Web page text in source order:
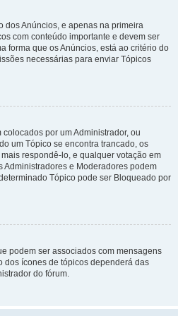
dos Anúncios, e apenas na primeira
com conteúdo importante e devem ser
forma que os Anúncios, está ao critério do
necessárias para enviar Tópicos
por um Administrador, ou
um Tópico se encontra trancado, os
respondê-lo, e qualquer votação em
Administradores e Moderadores podem
Tópico pode ser Bloqueado por
podem ser associados com mensagens
dos ícones de tópicos dependerá das
do fórum.